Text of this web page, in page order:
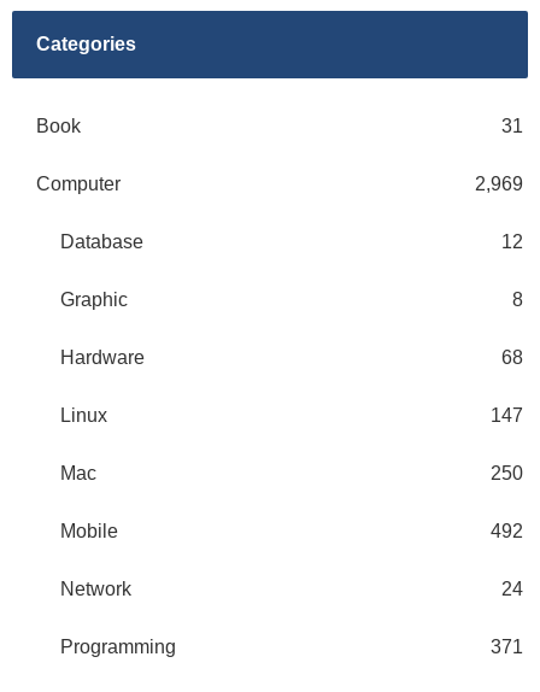
Categories
Book 31
Computer 2,969
Database 12
Graphic 8
Hardware 68
Linux 147
Mac 250
Mobile 492
Network 24
Programming 371